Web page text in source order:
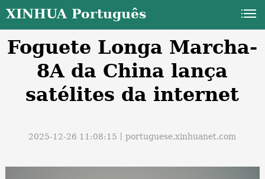
XINHUA Português
Foguete Longa Marcha-
8A da China lança
satélites da internet
2025-12-26 11:08:15丨portuguese.xinhuanet.com